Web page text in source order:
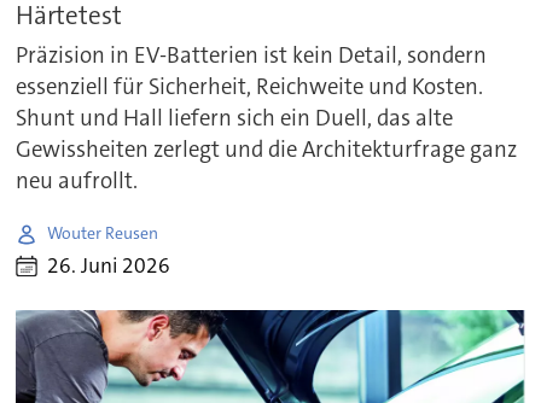
Härtetest
Präzision in EV-Batterien ist kein Detail, sondern
essenziell für Sicherheit, Reichweite und Kosten.
Shunt und Hall liefern sich ein Duell, das alte
Gewissheiten zerlegt und die Architekturfrage ganz
neu aufrollt.
Wouter Reusen
26. Juni 2026